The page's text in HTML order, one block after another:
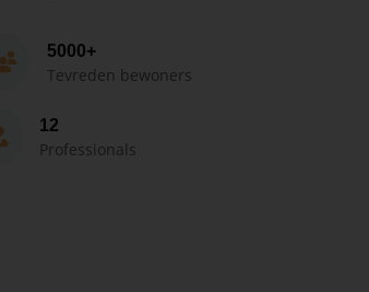
5000+
Tevreden bewoners
12
Professionals